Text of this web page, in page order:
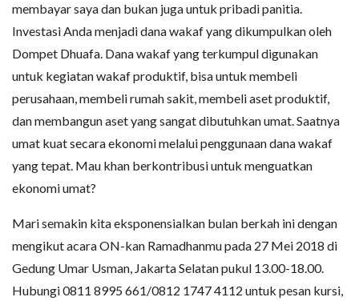
membayar saya dan bukan juga untuk pribadi panitia.
Investasi Anda menjadi dana wakaf yang dikumpulkan oleh
Dompet Dhuafa. Dana wakaf yang terkumpul digunakan
untuk kegiatan wakaf produktif, bisa untuk membeli
perusahaan, membeli rumah sakit, membeli aset produktif,
dan membangun aset yang sangat dibutuhkan umat. Saatnya
umat kuat secara ekonomi melalui penggunaan dana wakaf
yang tepat. Mau khan berkontribusi untuk menguatkan
ekonomi umat?
Mari semakin kita eksponensialkan bulan berkah ini dengan
mengikut acara ON-kan Ramadhanmu pada 27 Mei 2018 di
Gedung Umar Usman, Jakarta Selatan pukul 13.00-18.00.
Hubungi 0811 8995 661/0812 1747 4112 untuk pesan kursi,